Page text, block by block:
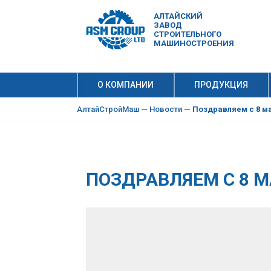
АЛТАЙСКИЙ
ЗАВОД
СТРОИТЕЛЬНОГО
МАШИНОСТРОЕНИЯ
О КОМПАНИИ ПРОДУКЦИЯ
АлтайСтройМаш — Новости — Поздравляем с 8
ПОЗДРАВЛЯЕМ С 8